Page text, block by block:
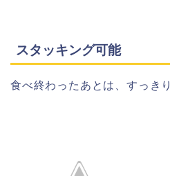
スタッキング可能
食べ終わったあとは、すっきり